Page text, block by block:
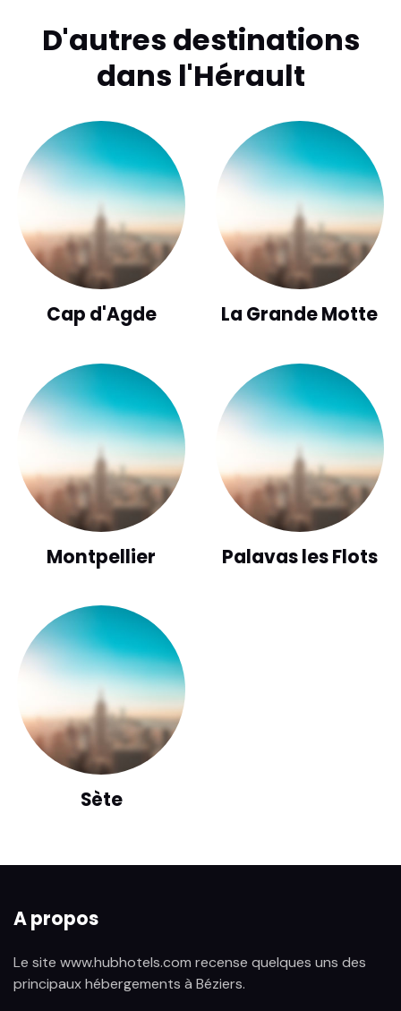
D'autres destinations
dans l'Hérault
Cap d'Agde La Grande Motte
Montpellier Palavas les Flots
Sète
A propos
Le site www.hubhotels.com recense quelques uns des
principaux hébergements à Béziers.